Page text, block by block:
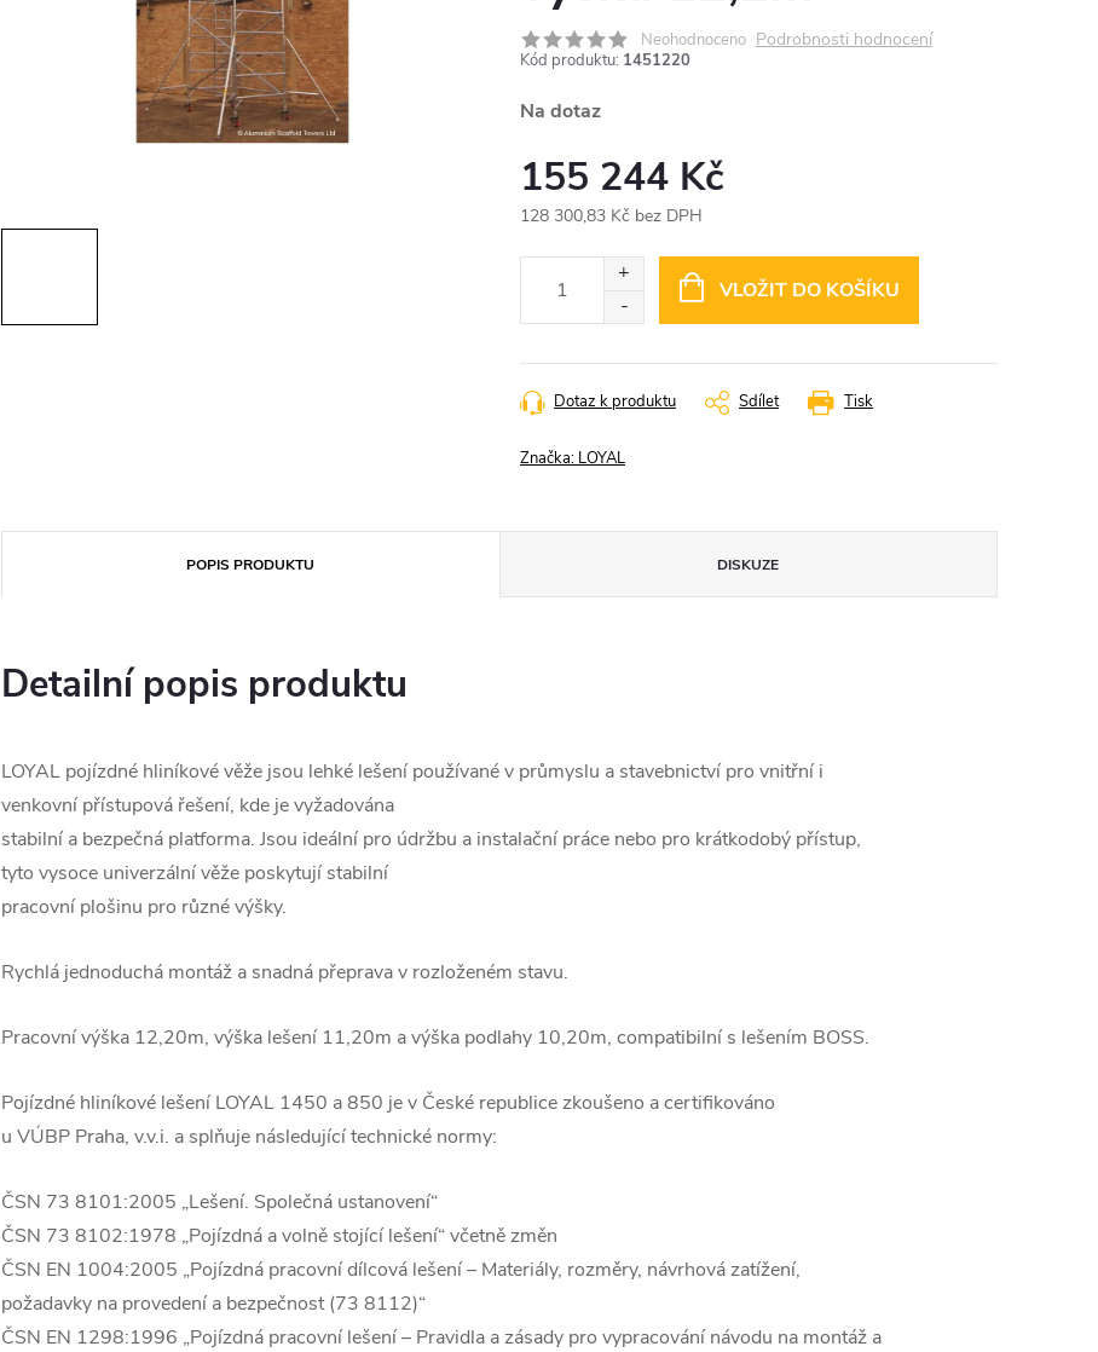
Neohodnoceno Podrobnosti hodnocení
Kód produktu: 1451220
Na dotaz
155 244 Kč
128 300,83 Kč bez DPH
VLOŽIT DO KOŠÍKU
Tisk
Dotaz k produktu Sdílet
Značka: LOYAL
POPIS PRODUKTU DISKUZE
Detailní popis produktu
LOYAL pojízdné hliníkové věže jsou lehké lešení používané v průmyslu a stavebnictví pro vnitřní i
venkovní přístupová řešení, kde je vyžadována
stabilní a bezpečná platforma. Jsou ideální pro údržbu a instalační práce nebo pro krátkodobý přístup,
tyto vysoce univerzální věže poskytují stabilní
pracovní plošinu pro různé výšky.
Rychlá jednoduchá montáž a snadná přeprava v rozloženém stavu.
Pracovní výška 12,20m, výška lešení 11,20m a výška podlahy 10,20m, compatibilní s lešením BOSS.
Pojízdné hliníkové lešení LOYAL 1450 a 850 je v České republice zkoušeno a certifikováno
u VÚBP Praha, v.v.i. a splňuje následující technické normy:
ČSN 73 8101:2005 „Lešení. Společná ustanovení“
ČSN 73 8102:1978 „Pojízdná a volně stojící lešení“ včetně změn
ČSN EN 1004:2005 „Pojízdná pracovní dílcová lešení – Materiály, rozměry, návrhová zatížení,
požadavky na provedení a bezpečnost (73 8112)“
ČSN EN 1298:1996 „Pojízdná pracovní lešení – Pravidla a zásady pro vypracování návodu na montáž a